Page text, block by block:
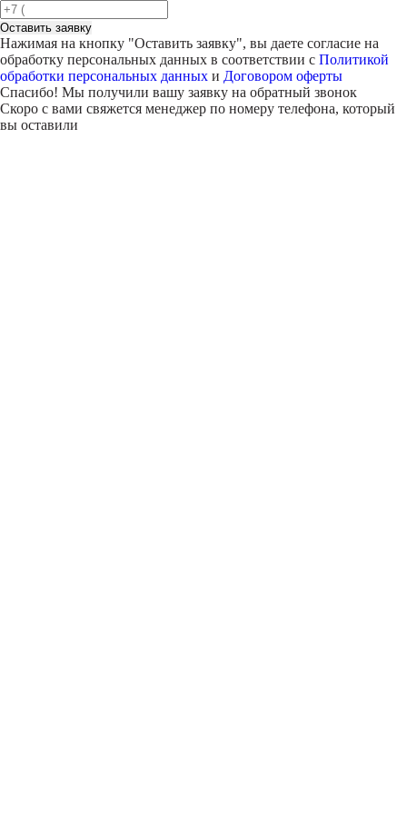
Оставить заявку
Нажимая на кнопку "Оставить заявку", вы даете согласие на
обработку персональных данных в соответствии с Политикой
обработки персональных данных и Договором оферты
Спасибо! Мы получили вашу заявку на обратный звонок
Скоро с вами свяжется менеджер по номеру телефона, который
вы оставили